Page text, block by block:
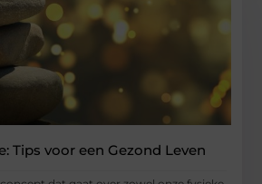
Tips voor een Gezond Leven